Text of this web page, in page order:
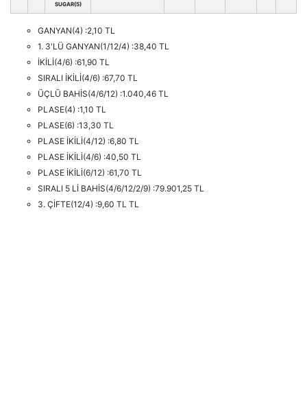
SUGAR(5)
GANYAN(4) :2,10 TL
1. 3'LÜ GANYAN(1/12/4) :38,40 TL
İKİLİ(4/6) :61,90 TL
SIRALI İKİLİ(4/6) :67,70 TL
ÜÇLÜ BAHİS(4/6/12) :1.040,46 TL
PLASE(4) :1,10 TL
PLASE(6) :13,30 TL
PLASE İKİLİ(4/12) :6,80 TL
PLASE İKİLİ(4/6) :40,50 TL
PLASE İKİLİ(6/12) :61,70 TL
SIRALI 5 Lİ BAHİS(4/6/12/2/9) :79.901,25 TL
3. ÇİFTE(12/4) :9,60 TL TL